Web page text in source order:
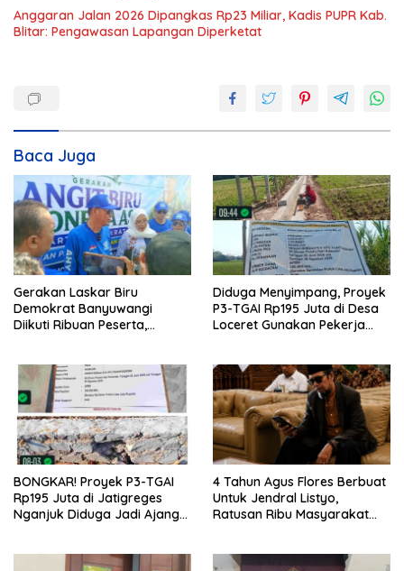
Anggaran Jalan 2026 Dipangkas Rp23 Miliar, Kadis PUPR Kab.
Blitar: Pengawasan Lapangan Diperketat
Baca Juga
Gerakan Laskar Biru
Demokrat Banyuwangi
Diikuti Ribuan Peserta,
Diduga Menyimpang, Proyek
P3-TGAI Rp195 Juta di Desa
Loceret Gunakan Pekerja
BONGKAR! Proyek P3-TGAI
Rp195 Juta di Jatigreges
Nganjuk Diduga Jadi Ajang
4 Tahun Agus Flores Berbuat
Untuk Jendral Listyo,
Ratusan Ribu Masyarakat